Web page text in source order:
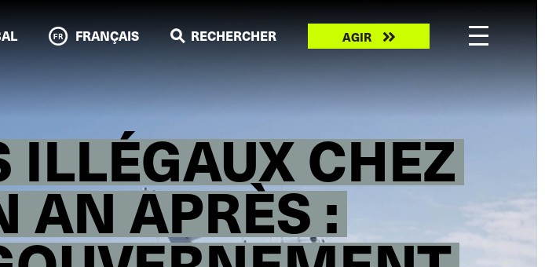
CHEZ
AN APRÈS :
FRANÇAIS RECHERCHER
Take
action
AGIR